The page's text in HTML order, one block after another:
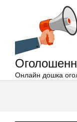
Онлайн дошка